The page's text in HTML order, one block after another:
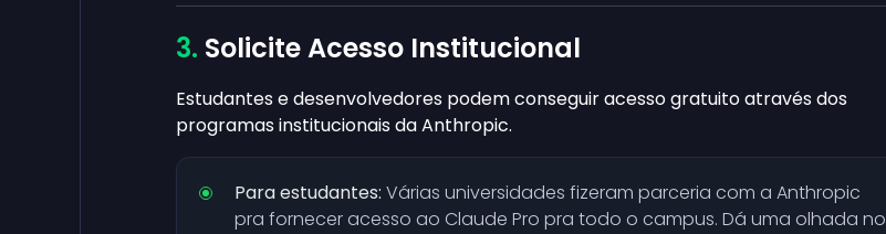
Solicite Acesso Institucional
Estudantes e desenvolvedores podem conseguir acesso gratuito através dos
programas institucionais da Anthropic.
Para estudantes: Várias universidades fizeram parceria com a Anthropic
pra fornecer acesso ao Claude Pro pra todo o campus. Dá uma olhada no